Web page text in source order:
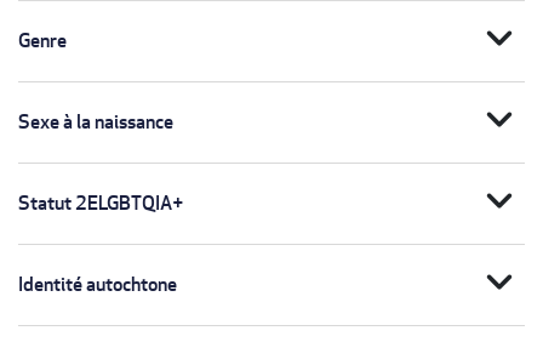
Genre expand_more
Sexe à la naissance expand_more
Statut 2ELGBTQIA+ expand_more
Identité autochtone expand_more